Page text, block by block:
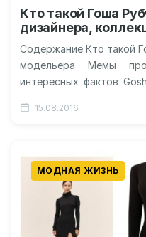
Кто такой Гоша
дизайнера,
Содержание Кто такой
модельера Мемы
интересных фактов
15.08.2016
МОДНАЯ ЖИЗНЬ